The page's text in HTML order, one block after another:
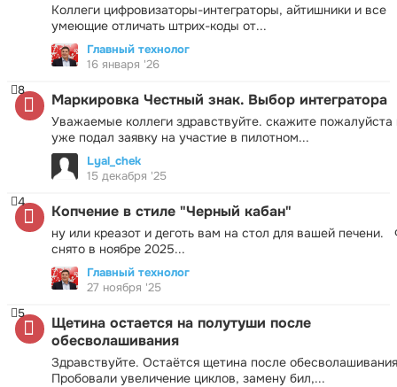
Коллеги цифровизаторы-интеграторы, айтишники и все
умеющие отличать штрих-коды от...
Главный технолог
16 января '26
Маркировка Честный знак. Выбор интегратора
Уважаемые коллеги здравствуйте. скажите пожалуйста
уже подал заявку на участие в пилотном...
8
Lyal_chek
15 декабря '25
Копчение в стиле "Черный кабан"
ну или креазот и деготь вам на стол для вашей печени.
снято в ноябре 2025...
4
Главный технолог
27 ноября '25
Щетина остается на полутуши после
обесволашивания
Здравствуйте. Остаётся щетина после
Пробовали увеличение циклов, замену бил,...
5